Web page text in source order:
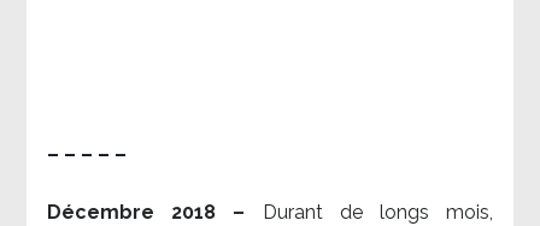
– – – – –
Décembre 2018 –
Durant de longs mois,